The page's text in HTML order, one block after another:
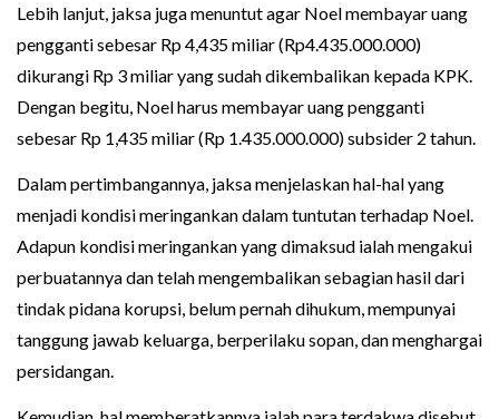
Lebih lanjut, jaksa juga menuntut agar Noel membayar uang
pengganti sebesar Rp 4,435 miliar (Rp4.435.000.000)
dikurangi Rp 3 miliar yang sudah dikembalikan kepada KPK.
Dengan begitu, Noel harus membayar uang pengganti
sebesar Rp 1,435 miliar (Rp 1.435.000.000) subsider 2 tahun.
Dalam pertimbangannya, jaksa menjelaskan hal-hal yang
menjadi kondisi meringankan dalam tuntutan terhadap Noel.
Adapun kondisi meringankan yang dimaksud ialah mengakui
perbuatannya dan telah mengembalikan sebagian hasil dari
tindak pidana korupsi, belum pernah dihukum, mempunyai
tanggung jawab keluarga, berperilaku sopan, dan menghargai
persidangan.